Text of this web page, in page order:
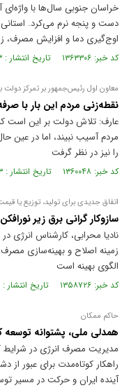
خراسان جنوبی سال‌ها با واژه‌ای
دست و پنجه نرم می‌کرد. استانی
اوج‌گیری دما و افزایش مصرف،
کد خبر: ۱۳۶۳۳۰۶ تاریخ انتشار : ۱۴۰۵/۰۳/۲۳
معاون اول رئیس‌جمهور بر تمرکز
نقطه‌زنی مردم این بار با
عارف: تلاش دولت بر این است
مردم آسیب نبیند، اما در عین
را نیز در نظر گرفت
کد خبر: ۱۳۶۰۰۴۸ تاریخ انتشار : ۱۴۰۵/۰۳/۰۳
اتفاق جدیدی برای تولید، توزیع یا
سازوکار گرانی برق زیر نورافکن
نادیا محرابی، کارشناس انرژی
زمینه اصلاح و بهینه‌سازی
الگوی بهینه است
کد خبر: ۱۳۵۸۷۲۶ تاریخ انتشار : ۱۴۰۵/۰۲/۲۸
حاکم ممکان
همدلی ملی، پشتوانه توسعه
مدیریت مصرف انرژی در شرایط
راهکار کوتاه‌مدت برای عبور از
آینده ایران و حرکت در مسیر